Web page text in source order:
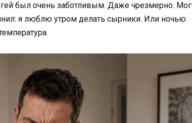
был очень заботливым. Даже чрезмерно. Мог
я люблю утром делать сырники. Или ночью